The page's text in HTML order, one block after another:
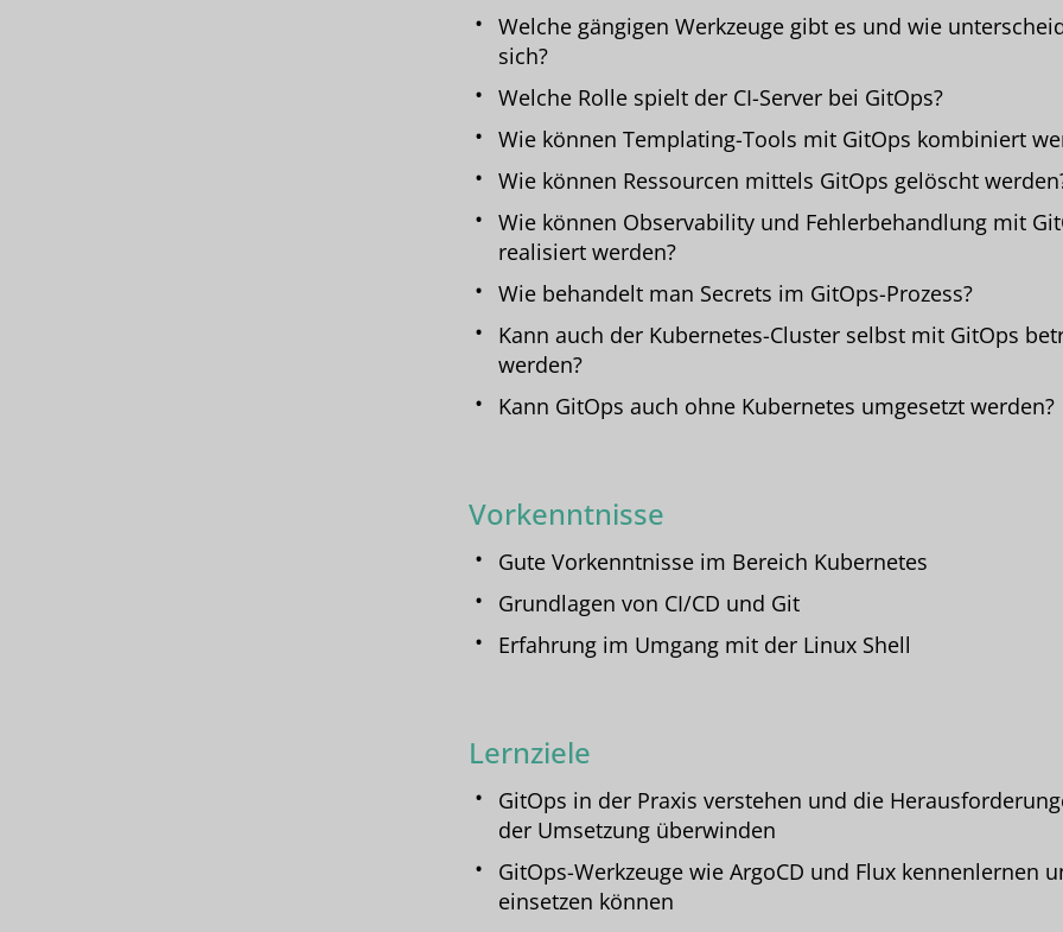
Welche gängigen Werkzeuge gibt es und wie
sich?
Welche Rolle spielt der CI-Server bei GitOps?
Wie können Templating-Tools mit GitOps kombiniert
Wie können Ressourcen mittels GitOps gelöscht
Wie können Observability und Fehlerbehandlung mit
realisiert werden?
Wie behandelt man Secrets im GitOps-Prozess?
Kann auch der Kubernetes-Cluster selbst mit GitOps
werden?
Kann GitOps auch ohne Kubernetes umgesetzt werden?
Vorkenntnisse
Gute Vorkenntnisse im Bereich Kubernetes
Grundlagen von CI/CD und Git
Erfahrung im Umgang mit der Linux Shell
Lernziele
GitOps in der Praxis verstehen und die
der Umsetzung überwinden
GitOps-Werkzeuge wie ArgoCD und Flux kennenlernen
einsetzen können